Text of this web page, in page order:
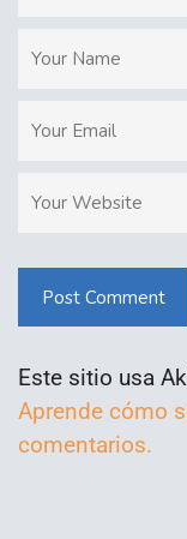
Post Comment
Este sitio usa
Aprende cómo
comentarios.